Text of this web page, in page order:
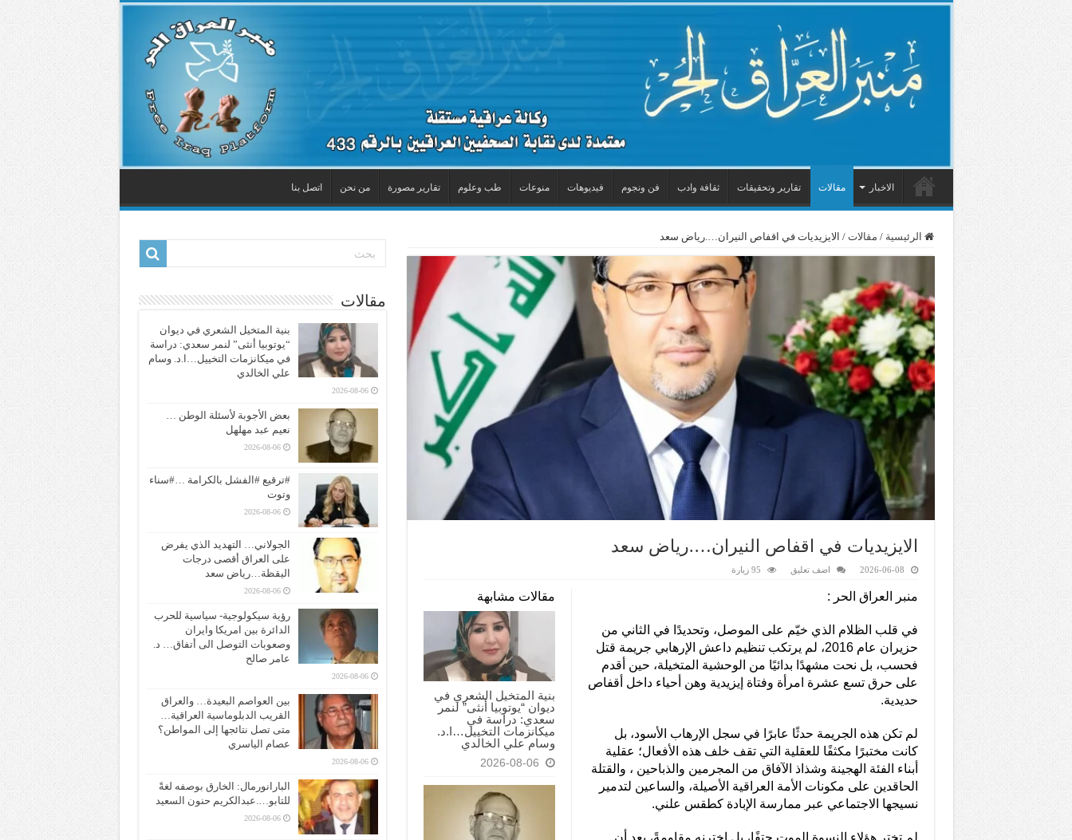
الاخبار مقالات تقارير وتحقيقات ثقافة وادب فن ونجوم فيديوهات منوعات طب وعلوم تقارير مصورة من نحن اتصل بنا
الرئيسية / مقالات / الايزيديات في اقفاص النيران….رياض سعد
الايزيديات في اقفاص النيران….رياض سعد
2026-06-08 اضف تعليق 95 زيارة
مقالات مشابهة
بنية المتخيل الشعري في
ديوان “يوتوبيا أنثى” لنمر
سعدي: دراسة في
ميكانزمات التخييل…ا.د.
وسام علي الخالدي
2026-08-06
منبر العراق الحر :
في قلب الظلام الذي خيّم على الموصل، وتحديدًا في الثاني من
حزيران عام 2016، لم يرتكب تنظيم داعش الإرهابي جريمة قتل
فحسب، بل نحت مشهدًا بدائيًا من الوحشية المتخيلة، حين أقدم
على حرق تسع عشرة امرأة وفتاة إيزيدية وهن أحياء داخل أقفاص
حديدية.
لم تكن هذه الجريمة حدثًا عابرًا في سجل الإرهاب الأسود، بل
كانت مختبرًا مكثفًا للعقلية التي تقف خلف هذه الأفعال؛ عقلية
أبناء الفئة الهجينة وشذاذ الآفاق من المجرمين والذباحين ، والقتلة
الحاقدين على مكونات الأمة العراقية الأصيلة، والساعين لتدمير
نسيجها الاجتماعي عبر ممارسة الإبادة كطقس علني.
لم تختر هؤلاء النسوة الموت حتفًا، بل اخترنه مقاومةً، بعد أن
مقالات
بنية المتخيل الشعري في ديوان
“يوتوبيا أنثى” لنمر سعدي: دراسة
في ميكانزمات التخييل…ا.د. وسام
علي الخالدي
2026-08-06
بعض الأجوبة لأسئلة الوطن …
نعيم عبد مهلهل
2026-08-06
#ترقيع #الفشل بالكرامة …#سناء
وتوت
2026-08-06
الجولاني… التهديد الذي يفرض
على العراق أقصى درجات
اليقظة…رياض سعد
2026-08-06
رؤية سيكولوجية- سياسية للحرب
الدائرة بين امريكا وايران
وصعوبات التوصل الى أتفاق… د.
عامر صالح
2026-08-06
بين العواصم البعيدة… والعراق
القريب الدبلوماسية العراقية…
متى تصل نتائجها إلى المواطن؟
عصام الياسري
2026-08-06
البارانورمال: الخارق بوصفه لغةً
للتابو….عبدالكريم حنون السعيد
2026-08-06